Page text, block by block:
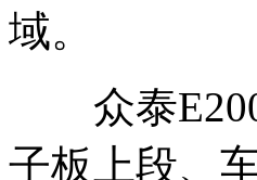
域。
众泰E200
子板上段、